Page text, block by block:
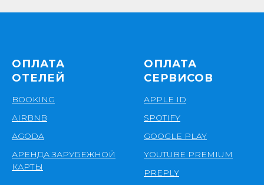
ОПЛАТА
ОТЕЛЕЙ
BOOKING
AIRBNB
AGODA
АРЕНДА ЗАРУБЕЖНОЙ
КАРТЫ
ОПЛАТА
СЕРВИСОВ
APPLE ID
SPOTIFY
GOOGLE PLAY
YOUTUBE PREMIUM
PREPLY